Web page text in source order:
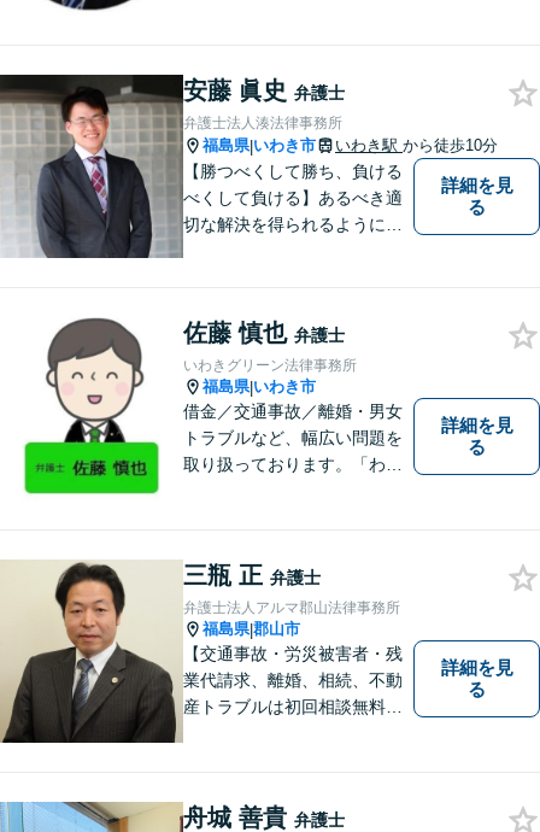
けていただけます。【湯本駅
から車で約７分】
安藤 眞史 弁護士
弁護士法人湊法律事務所
福島県|いわき市 いわき駅 から徒歩10分
【勝つべくして勝ち、負ける
べくして負ける】あるべき適
切な解決を得られるように全
ます。
詳細を見
る
佐藤 慎也 弁護士
いわきグリーン法律事務所
福島県|いわき市
借金／交通事故／離婚・男女
トラブルなど、幅広い問題を
取り扱っております。「わか
ります。【無料駐車場あり】
詳細を見
る
三瓶 正 弁護士
弁護士法人アルマ郡山法律事務所
福島県|郡山市
【交通事故・労災被害者・残
業代請求、離婚、相続、不動
産トラブルは初回相談無料】
も可能】
詳細を見
る
舟城 善貴 弁護士